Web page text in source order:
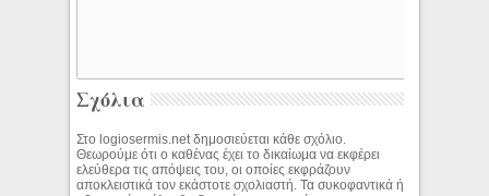
Σχόλια
Στο logiosermis.net δημοσιεύεται κάθε σχόλιο.
Θεωρούμε ότι ο καθένας έχει το δικαίωμα να εκφέρει
ελεύθερα τις απόψεις του, οι οποίες εκφράζουν
αποκλειστικά τον εκάστοτε σχολιαστή. Τα συκοφαντικά ή